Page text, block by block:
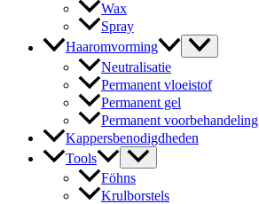
Wax
Spray
Haaromvorming
Neutralisatie
Permanent vloeistof
Permanent gel
Permanent voorbehandeling
Kappersbenodigdheden
Tools
Föhns
Krulborstels